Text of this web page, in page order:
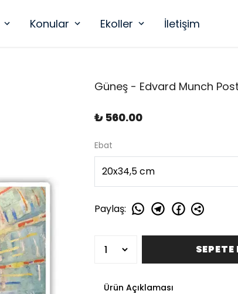
Konular Ekoller İletişim
Güneş - Edvard Munch
₺ 560.00
Ebat
Paylaş:
SEPETE
Ürün Açıklaması